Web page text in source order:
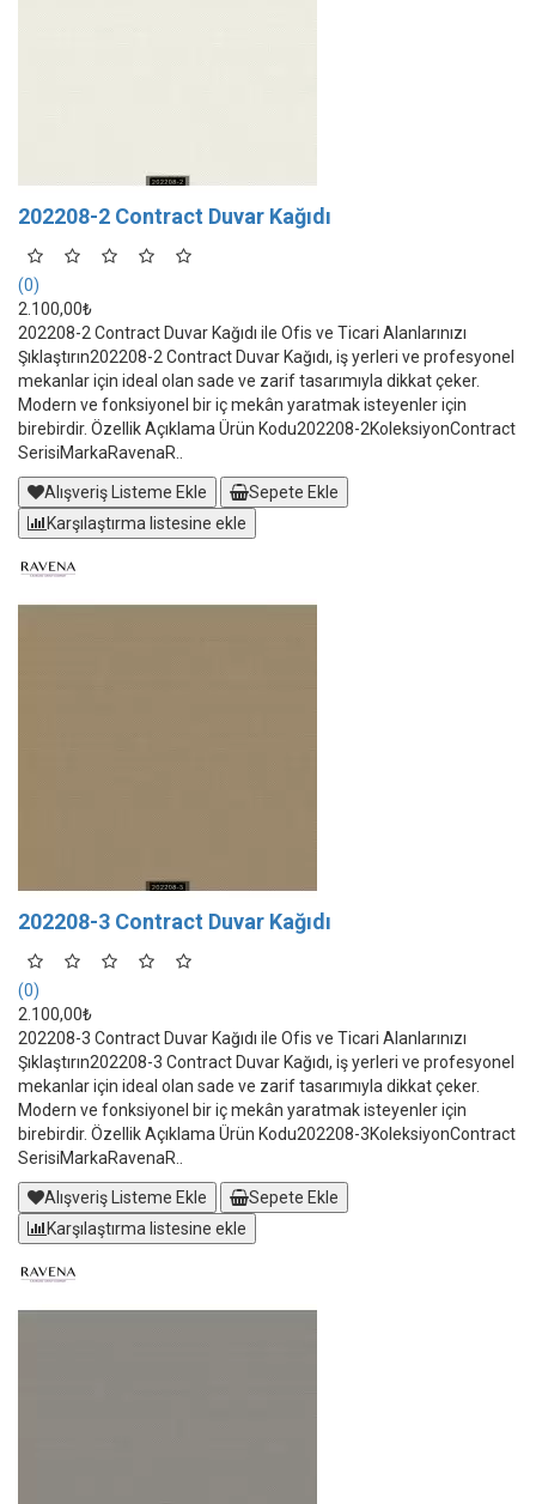
202208-2 Contract Duvar Kağıdı
(0)
2.100,00₺
202208-2 Contract Duvar Kağıdı ile Ofis ve Ticari Alanlarınızı
Şıklaştırın202208-2 Contract Duvar Kağıdı, iş yerleri ve profesyonel
mekanlar için ideal olan sade ve zarif tasarımıyla dikkat çeker.
Modern ve fonksiyonel bir iç mekân yaratmak isteyenler için
birebirdir. Özellik Açıklama Ürün Kodu202208-2KoleksiyonContract
SerisiMarkaRavenaR..
Alışveriş Listeme Ekle
Sepete Ekle
Karşılaştırma listesine ekle
202208-3 Contract Duvar Kağıdı
(0)
2.100,00₺
202208-3 Contract Duvar Kağıdı ile Ofis ve Ticari Alanlarınızı
Şıklaştırın202208-3 Contract Duvar Kağıdı, iş yerleri ve profesyonel
mekanlar için ideal olan sade ve zarif tasarımıyla dikkat çeker.
Modern ve fonksiyonel bir iç mekân yaratmak isteyenler için
birebirdir. Özellik Açıklama Ürün Kodu202208-3KoleksiyonContract
SerisiMarkaRavenaR..
Alışveriş Listeme Ekle
Sepete Ekle
Karşılaştırma listesine ekle